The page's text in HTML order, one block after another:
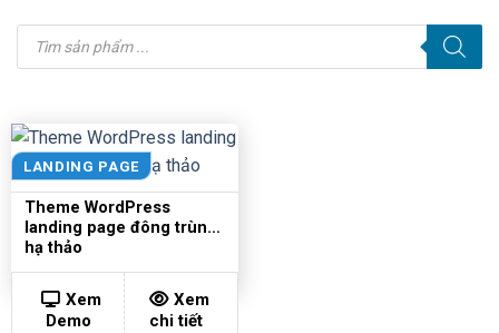
Tìm
kiếm
sản
LANDING PAGE
Theme WordPress
landing page đông trùng
hạ thảo
Xem
Demo
Xem
chi tiết